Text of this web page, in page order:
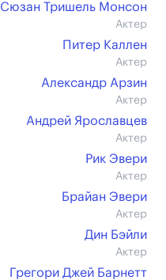
Сюзан Тришель Монсон
Актер
Питер Каллен
Актер
Александр Арзин
Актер
Андрей Ярославцев
Актер
Рик Эвери
Актер
Брайан Эвери
Актер
Дин Бэйли
Актер
Грегори Джей Барнетт